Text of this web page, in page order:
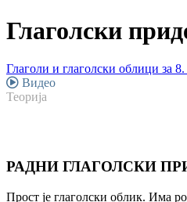
Глаголски
Глаголи и глаголски облици за 8.
Видео
Теорија
РАДНИ ГЛАГОЛСКИ
Прост је глаголски облик. Има